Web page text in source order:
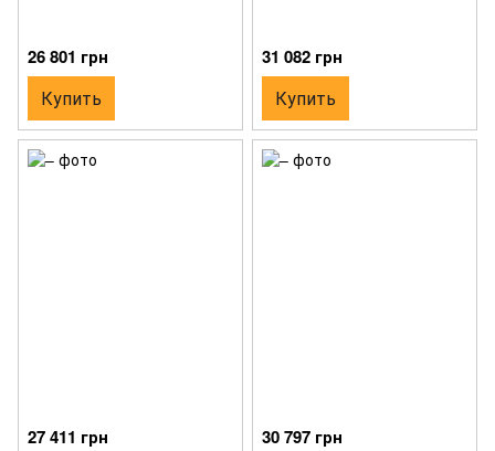
26 801 грн
Купить
31 082 грн
Купить
27 411 грн 30 797 грн